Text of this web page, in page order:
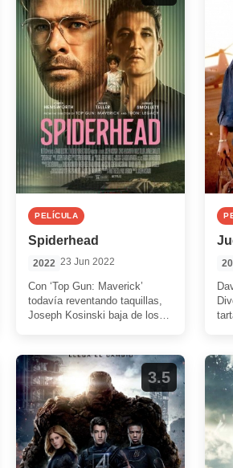
PELÍCULA
Spiderhead
2022 23 Jun 2022
Con ‘Top Gun: Maverick’
todavía reventando taquillas,
Joseph Kosinski baja de los
3.5